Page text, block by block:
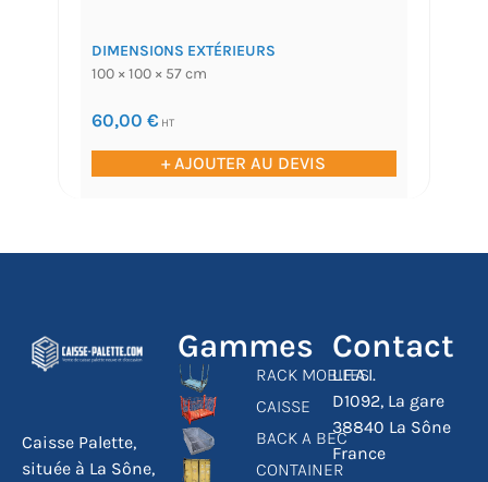
DIMENSIONS EXTÉRIEURS
100 × 100 × 57 cm
60,00 € HT
+ AJOUTER AU DEVIS
Caisse Palette,
située à La Sône,
Gammes
RACK MOBILES
CAISSE
BACK A BEC
CONTAINER
Contact
L.F.A.I.
D1092, La gare
38840 La Sône
France